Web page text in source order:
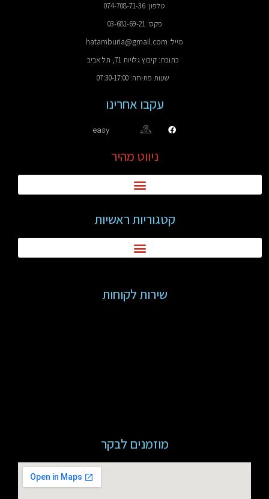
טלפון: 074-708-71-36
פקס: 03-681-69-21
מייל: hatamburia@gmail.com
כתובת: קיבוץ גלויות 71, תל אביב
שעות פתיחה: 07:30-17:00
עקבו אחרינו
easy
ניווט מהיר
קטגוריות ראשיות
שירות לקוחות
מוזמנים לבקר